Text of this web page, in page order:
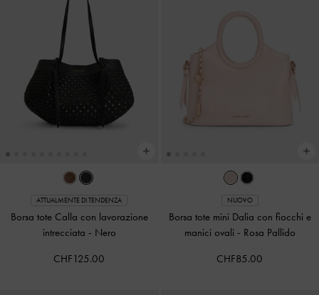
ATTUALMENTE DI TENDENZA
Borsa tote Calla con lavorazione
intrecciata - Nero
CHF125.00
NUOVO
Borsa tote mini Dalia con fiocchi e
manici ovali - Rosa Pallido
CHF85.00